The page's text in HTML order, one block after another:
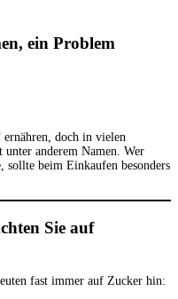
ein Problem
ernähren, doch in vielen
unter anderem Namen. Wer
sollte beim Einkaufen besonders
Sie auf
fast immer auf Zucker hin: